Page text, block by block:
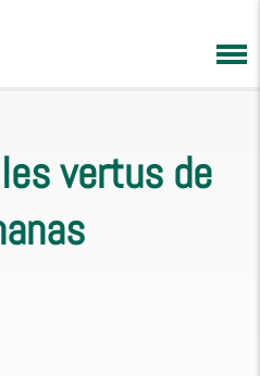
vertus de